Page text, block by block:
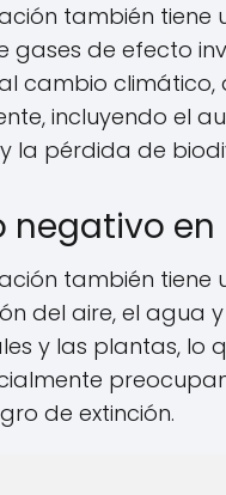
también tiene
gases de efecto
cambio climático,
incluyendo el
la pérdida de
negativo
también tiene
del aire, el agua
y las plantas, lo
de extinción.